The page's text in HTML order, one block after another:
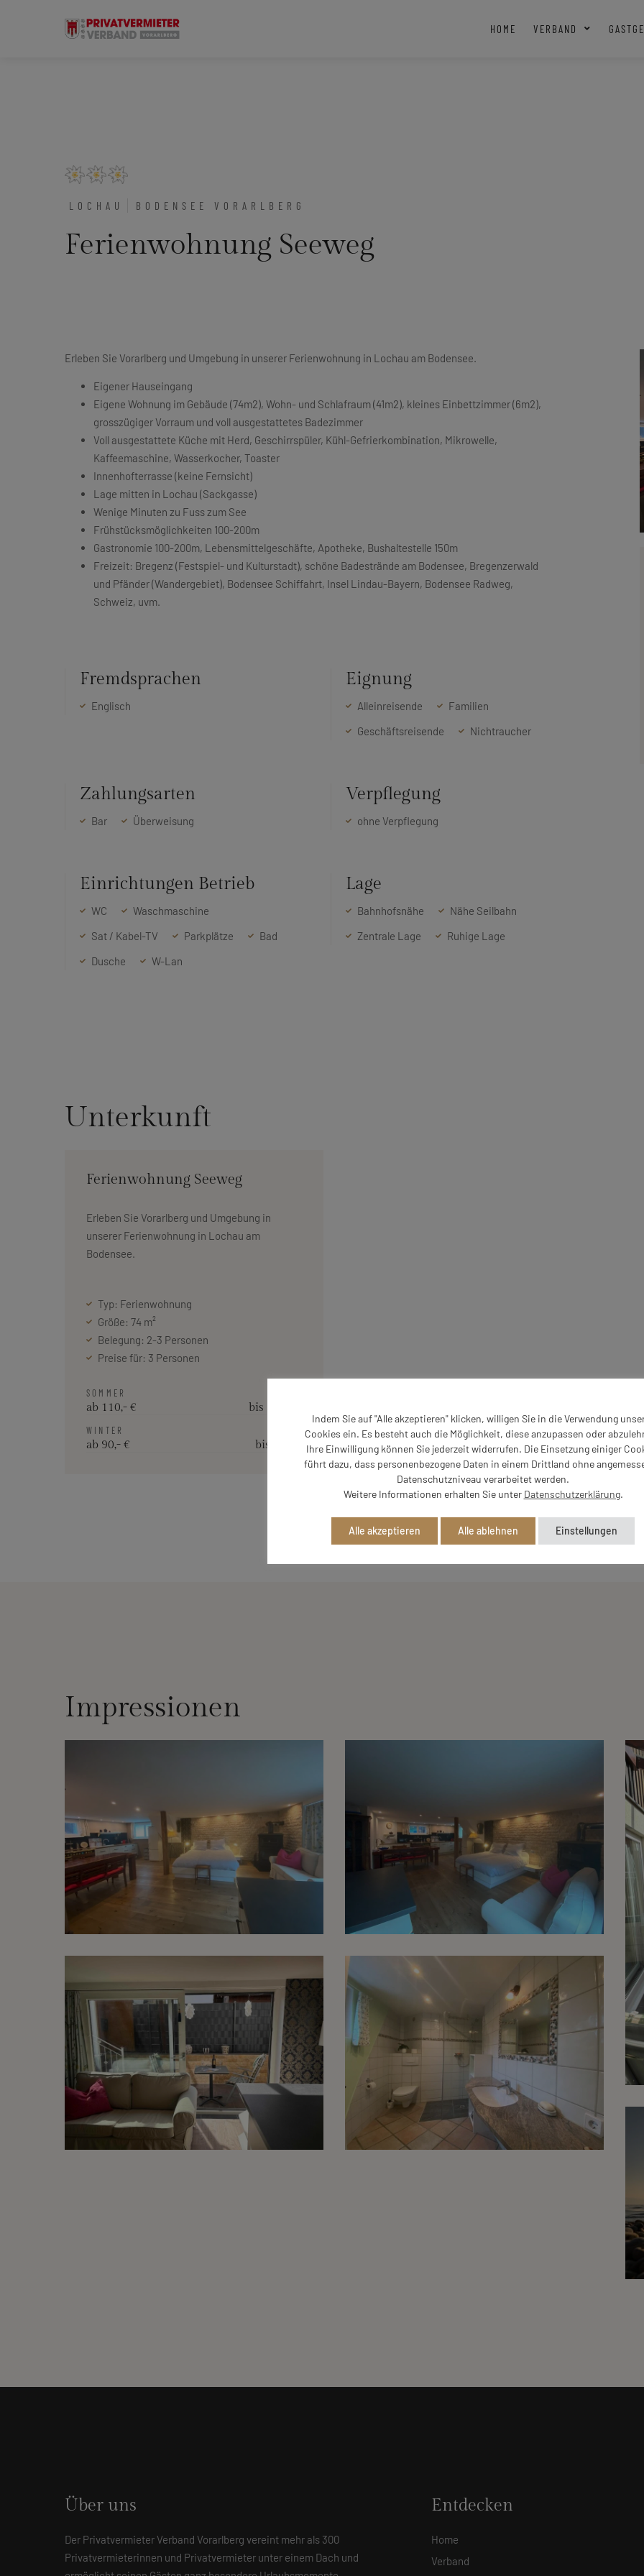
HOME VERBAND
LOCHAU BODENSEE VORARLBERG
Ferienwohnung Seeweg
Erleben Sie Vorarlberg und Umgebung in unserer Ferienwohnung in Lochau am Bodensee.
Eigener Hauseingang
Eigene Wohnung im Gebäude (74m2), Wohn- und Schlafraum (41m2), kleines Einbettzimmer (6m2),
grosszügiger Vorraum und voll ausgestattetes Badezimmer
Voll ausgestattete Küche mit Herd, Geschirrspüler, Kühl-Gefrierkombination, Mikrowelle,
Kaffeemaschine, Wasserkocher, Toaster
Innenhofterrasse (keine Fernsicht)
Lage mitten in Lochau (Sackgasse)
Wenige Minuten zu Fuss zum See
Frühstücksmöglichkeiten 100-200m
Gastronomie 100-200m, Lebensmittelgeschäfte, Apotheke, Bushaltestelle 150m
Freizeit: Bregenz (Festspiel- und Kulturstadt), schöne Badestrände am Bodensee, Bregenzerwald
und Pfänder (Wandergebiet), Bodensee Schiffahrt, Insel Lindau-Bayern, Bodensee Radweg,
Schweiz, uvm.
Fremdsprachen
Englisch
Eignung
Alleinreisende
Familien
Geschäftsreisende
Nichtraucher
Zahlungsarten
Bar Überweisung
Verpflegung
ohne Verpflegung
Einrichtungen Betrieb
WC
Waschmaschine
Sat / Kabel-TV
Parkplätze
Bad
Dusche
W-Lan
Lage
Bahnhofsnähe
Nähe Seilbahn
Zentrale Lage
Ruhige Lage
Unterkunft
Ferienwohnung Seeweg
Erleben Sie Vorarlberg und Umgebung in
unserer Ferienwohnung in Lochau am
Bodensee.
Typ: Ferienwohnung
Größe: 74 m²
Belegung: 2-3 Personen
Preise für: 3 Personen
SOMMER
ab 110,- € bis 110,- €
WINTER
ab 90,- € bis 90,- €
Impressionen
Über uns
Der Privatvermieter Verband Vorarlberg vereint mehr als 300
Privatvermieterinnen und Privatvermieter unter einem Dach und
Entdecken
Home
Verband
Indem Sie auf "Alle akzeptieren" klicken, willigen Sie in die Verwendung
Cookies ein. Es besteht auch die Möglichkeit, diese anzupassen oder
Ihre Einwilligung können Sie jederzeit widerrufen. Die Einsetzung einiger
führt dazu, dass personenbezogene Daten in einem Drittland ohne
Datenschutzniveau verarbeitet werden.
Weitere Informationen erhalten Sie unter Datenschutzerklärung.
Alle akzeptieren Alle ablehnen Einstellungen